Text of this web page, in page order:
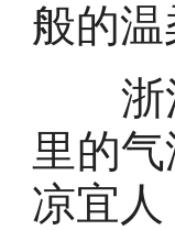
般的温
里的
凉宜